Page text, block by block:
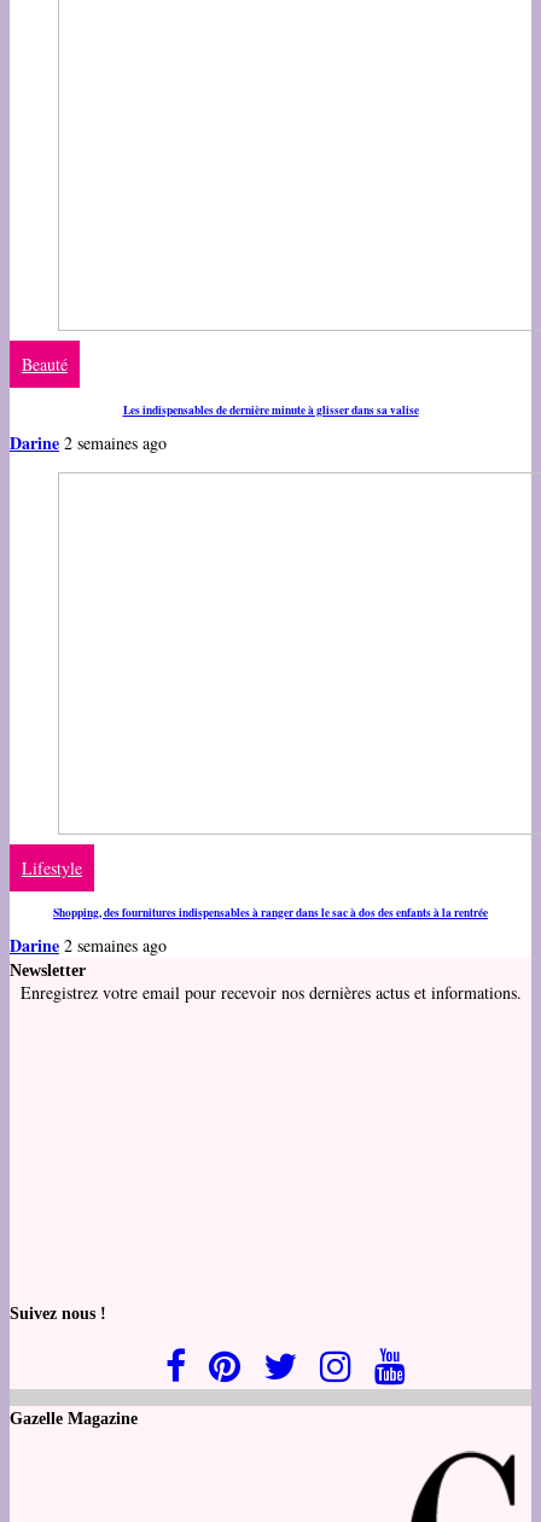
Beauté
Les indispensables de dernière minute à glisser dans sa valise
Darine 2 semaines ago
Lifestyle
Shopping, des fournitures indispensables à ranger dans le sac à dos des enfants à la rentrée
Darine 2 semaines ago
Newsletter
Enregistrez votre email pour recevoir nos dernières actus et informations.
Suivez nous !
Gazelle Magazine